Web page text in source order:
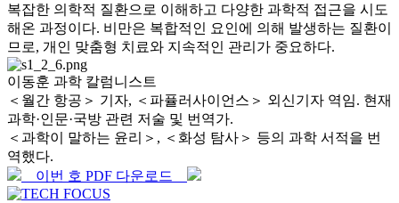
복잡한 의학적 질환으로 이해하고 다양한 과학적 접근을 시도
해온 과정이다. 비만은 복합적인 요인에 의해 발생하는 질환이
므로, 개인 맞춤형 치료와 지속적인 관리가 중요하다.
이동훈 과학 칼럼니스트
＜월간 항공＞ 기자, ＜파퓰러사이언스＞ 외신기자 역임. 현재
과학·인문·국방 관련 저술 및 번역가.
＜과학이 말하는 윤리＞, ＜화성 탐사＞ 등의 과학 서적을 번
역했다.
이번 호 PDF 다운로드